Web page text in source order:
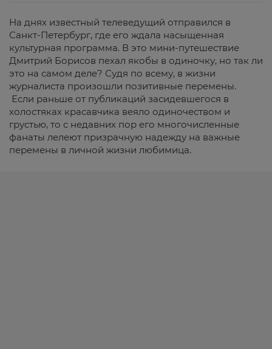
На днях известный телеведущий отправился в
Санкт-Петербург, где его ждала насыщенная
культурная программа. В это мини-путешествие
Дмитрий Борисов пехал якобы в одиночку, но так ли
это на самом деле? Судя по всему, в жизни
журналиста произошли позитивные перемены.
Если раньше от публикаций засидевшегося в
холостяках красавчика веяло одиночеством и
грустью, то с недавних пор его многочисленные
фанаты лелеют призрачную надежду на важные
перемены в личной жизни любимица.